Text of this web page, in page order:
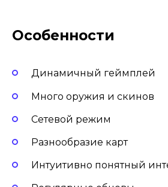
Особенности
Динамичный геймплей
Много оружия и скинов
Сетевой режим
Разнообразие карт
Интуитивно понятный